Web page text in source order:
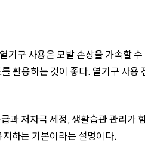
구 사용은 모발 손상을 가속할
활용하는 것이 좋다. 열기구 사용
과 저자극 세정, 생활습관 관리가
하는 기본이라는 설명이다.